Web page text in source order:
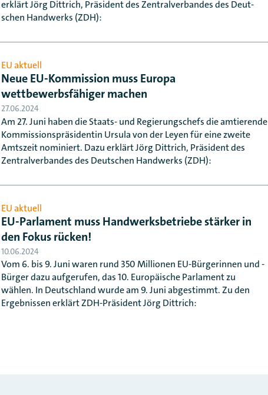
erklärt Jörg Dittrich, Präsident des Zentralverbandes des Deut-
schen Handwerks (ZDH):
EU aktuell
Neue EU-Kommission muss Europa
wettbewerbsfähiger machen
27.06.2024
Am 27. Juni haben die Staats- und Regierungschefs die amtierende
Kommissionspräsidentin Ursula von der Leyen für eine zweite
Amtszeit nominiert. Dazu erklärt Jörg Dittrich, Präsident des
Zentralverbandes des Deutschen Handwerks (ZDH):
EU aktuell
EU-Parlament muss Handwerksbetriebe stärker in
den Fokus rücken!
10.06.2024
Vom 6. bis 9. Juni waren rund 350 Millionen EU-Bürgerinnen und -
Bürger dazu aufgerufen, das 10. Europäische Parlament zu
wählen. In Deutschland wurde am 9. Juni abgestimmt. Zu den
Ergebnissen erklärt ZDH-Präsident Jörg Dittrich: